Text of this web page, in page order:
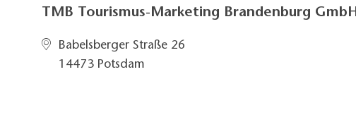
TMB Tourismus-Marketing Brandenburg GmbH
Babelsberger Straße 26
14473 Potsdam